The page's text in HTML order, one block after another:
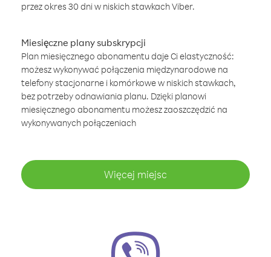
przez okres 30 dni w niskich stawkach Viber.
Miesięczne plany subskrypcji
Plan miesięcznego abonamentu daje Ci elastyczność:
możesz wykonywać połączenia międzynarodowe na
telefony stacjonarne i komórkowe w niskich stawkach,
bez potrzeby odnawiania planu. Dzięki planowi
miesięcznego abonamentu możesz zaoszczędzić na
wykonywanych połączeniach
Więcej miejsc